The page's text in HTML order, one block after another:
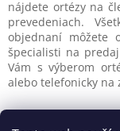
nájdete ortézy na
prevedeniach.
objednaní môžete
špecialisti na
Vám s výberom
alebo telefonicky na
Z